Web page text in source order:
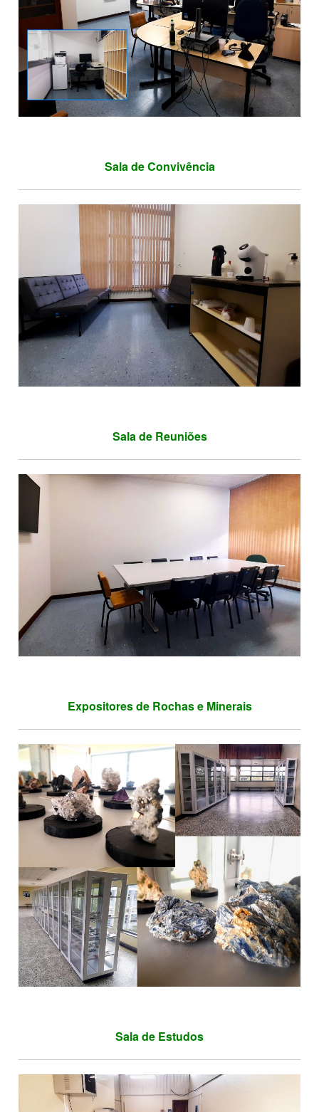
Sala de Convivência
Sala de Reuniões
Expositores de Rochas e Minerais
Sala de Estudos